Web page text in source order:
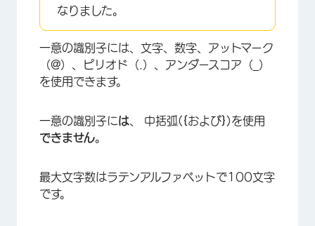
なりました。
一意の識別子には、文字、数字、アットマーク
（@）、ピリオド（.）、アンダースコア（_）
を使用できます。
一意の識別子には 、 中括弧( {および})を使用
できません。
最大文字数はラテンアルファベットで100文字
です。